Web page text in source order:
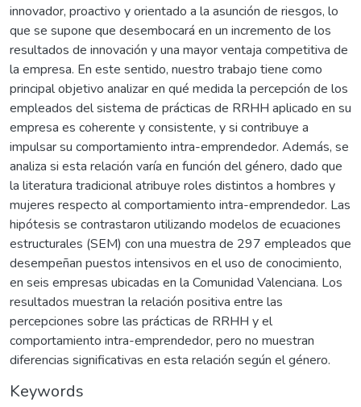
innovador, proactivo y orientado a la asunción de riesgos, lo
que se supone que desembocará en un incremento de los
resultados de innovación y una mayor ventaja competitiva de
la empresa. En este sentido, nuestro trabajo tiene como
principal objetivo analizar en qué medida la percepción de los
empleados del sistema de prácticas de RRHH aplicado en su
empresa es coherente y consistente, y si contribuye a
impulsar su comportamiento intra-emprendedor. Además, se
analiza si esta relación varía en función del género, dado que
la literatura tradicional atribuye roles distintos a hombres y
mujeres respecto al comportamiento intra-emprendedor. Las
hipótesis se contrastaron utilizando modelos de ecuaciones
estructurales (SEM) con una muestra de 297 empleados que
desempeñan puestos intensivos en el uso de conocimiento,
en seis empresas ubicadas en la Comunidad Valenciana. Los
resultados muestran la relación positiva entre las
percepciones sobre las prácticas de RRHH y el
comportamiento intra-emprendedor, pero no muestran
diferencias significativas en esta relación según el género.
Keywords